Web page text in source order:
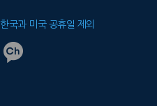
한국과 미국 공휴일 제외